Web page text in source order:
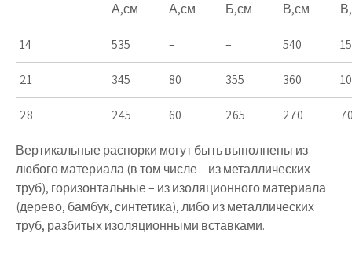
А,см
А,см
Б,см
В,см
14 535 – – 540
21 345 80 355 360
28 245 60 265 270
Вертикальные распорки могут быть выполнены из
любого материала (в том числе – из металлических
труб), горизонтальные – из изоляционного материала
(дерево, бамбук, синтетика), либо из металлических
труб, разбитых изоляционными вставками.